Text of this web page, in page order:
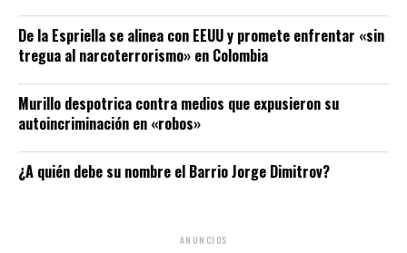
De la Espriella se alinea con EEUU y promete enfrentar «sin
tregua al narcoterrorismo» en Colombia
Murillo despotrica contra medios que expusieron su
autoincriminación en «robos»
¿A quién debe su nombre el Barrio Jorge Dimitrov?
ANUNCIOS